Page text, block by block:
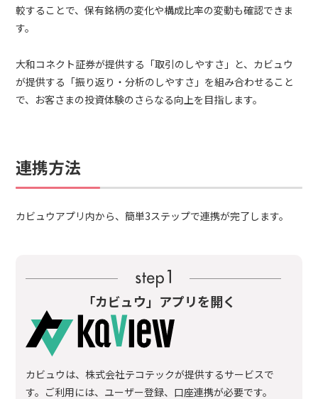
較することで、保有銘柄の変化や構成比率の変動も確認できま
す。
大和コネクト証券が提供する「取引のしやすさ」と、カビュウ
が提供する「振り返り・分析のしやすさ」を組み合わせること
で、お客さまの投資体験のさらなる向上を目指します。
連携方法
カビュウアプリ内から、簡単3ステップで連携が完了します。
「カビュウ」アプリを開く
カビュウは、株式会社テコテックが提供するサービスで
す。 ご利用には、ユーザー登録、口座連携が必要です。